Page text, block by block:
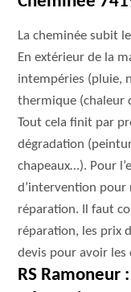
La cheminée subit
En extérieur de la
intempéries (pluie,
thermique (chaleur
Tout cela finit par
dégradation
chapeaux…). Pour
d’intervention
réparation. Il faut
réparation, les prix
devis pour avoir les
RS Ramoneur